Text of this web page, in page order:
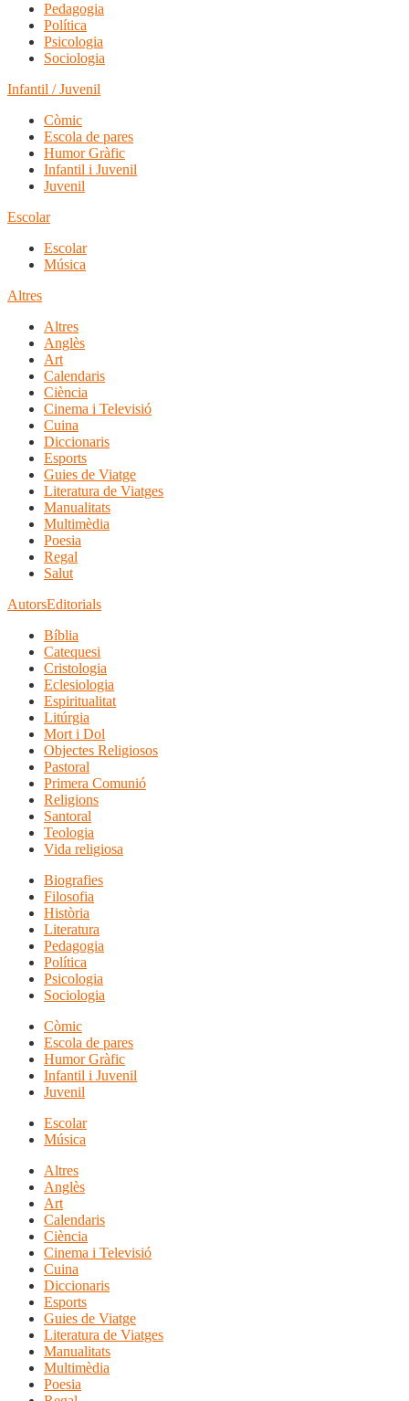
Pedagogia
Política
Psicologia
Sociologia
Infantil / Juvenil
Còmic
Escola de pares
Humor Gràfic
Infantil i Juvenil
Juvenil
Escolar
Escolar
Música
Altres
Altres
Anglès
Art
Calendaris
Ciència
Cinema i Televisió
Cuina
Diccionaris
Esports
Guies de Viatge
Literatura de Viatges
Manualitats
Multimèdia
Poesia
Regal
Salut
AutorsEditorials
Bíblia
Catequesi
Cristologia
Eclesiologia
Espiritualitat
Litúrgia
Mort i Dol
Objectes Religiosos
Pastoral
Primera Comunió
Religions
Santoral
Teologia
Vida religiosa
Biografies
Filosofia
Història
Literatura
Pedagogia
Política
Psicologia
Sociologia
Còmic
Escola de pares
Humor Gràfic
Infantil i Juvenil
Juvenil
Escolar
Música
Altres
Anglès
Art
Calendaris
Ciència
Cinema i Televisió
Cuina
Diccionaris
Esports
Guies de Viatge
Literatura de Viatges
Manualitats
Multimèdia
Poesia